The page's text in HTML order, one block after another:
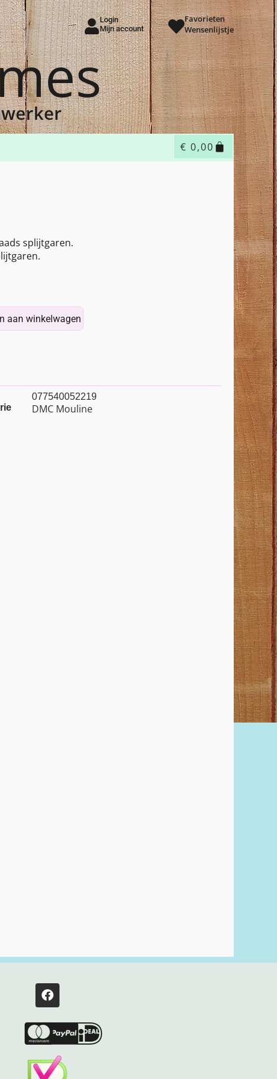
Login
Mijn account
Favorieten
Wensenlijstje
€ 0,00
splijtgaren.
aan winkelwagen
077540052219
DMC Mouline